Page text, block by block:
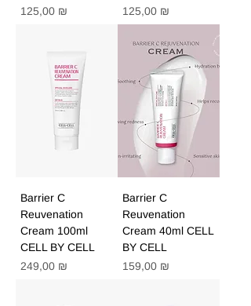
Цена
125,00 ₪
Цена
125,00 ₪
Barrier C
Reuvenation
Cream 100ml
CELL BY CELL
Цена
249,00 ₪
Barrier C
Reuvenation
Cream 40ml CELL
BY CELL
Цена
159,00 ₪